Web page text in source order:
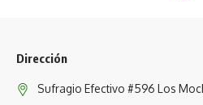
Dirección
Sufragio Efectivo #596 Los